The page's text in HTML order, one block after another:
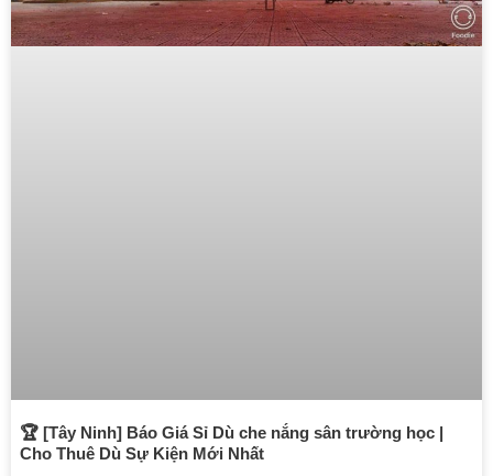
🏆 [Tây Ninh] Báo Giá Sỉ Dù che nắng sân trường học |
Cho Thuê Dù Sự Kiện Mới Nhất